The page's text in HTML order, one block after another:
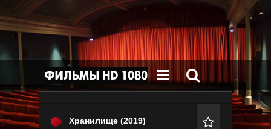
 
Хранилище (2019) 